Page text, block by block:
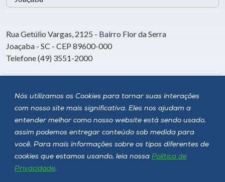
Nós utilizamos os Cookies para tornar suas interações
com nosso site mais significativa. Eles nos ajudam a
entender melhor como nosso website está sendo usado,
assim podemos entregar conteúdo sob medida para
você. Para mais informações sobre os tipos diferentes de
cookies que estamos usando, leia nossa Política de
Privacidade.
Rua Getúlio Vargas, 2125 - Bairro Flor da Serra
Joaçaba - SC - CEP 89600-000
Telefone (49) 3551-2000
Siga a Unoesc